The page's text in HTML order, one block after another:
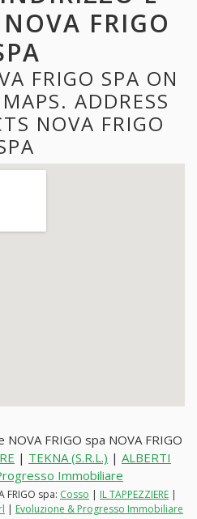
FRIGO
FRIGO SPA ON
ADDRESS
NOVA FRIGO
FRIGO spa NOVA FRIGO
| TEKNA (S.R.L.) | ALBERTI
Immobiliare
FRIGO spa: Cosso | IL TAPPEZZIERE |
| Evoluzione & Progresso Immobiliare